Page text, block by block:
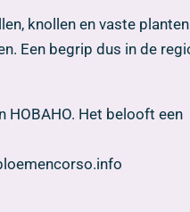
knollen en vaste
Een begrip dus in de
HOBAHO. Het belooft een